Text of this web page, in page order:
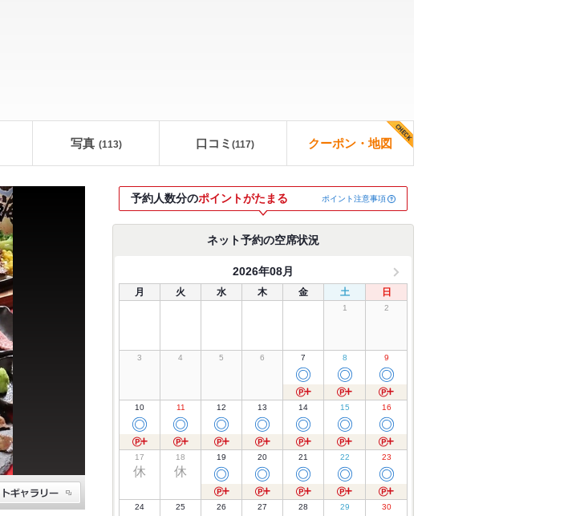
写真 (113) 口コミ (117) クーポン・地図
予約人数分のポイントがたまる ポイント注意事項
ネット予約の空席状況
2026年08月
月 火 水 木 金 土 日
1 2
3 4 5 6 7
◎
8
◎
9
◎
10
◎
11
◎
12
◎
13
◎
14
◎
15
◎
16
◎
17
休
18
休
19
◎
20
◎
21
◎
22
◎
23
◎
24 25 26 27 28 29 30